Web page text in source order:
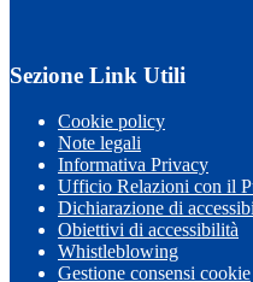
Sezione Link Utili
Cookie policy
Note legali
Informativa Privacy
Ufficio Relazioni con il
Dichiarazione di
Obiettivi di accessibilità
Whistleblowing
Gestione consensi cookie